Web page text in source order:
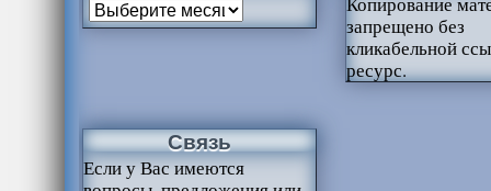
запрещено без
кликабельной
ресурс.
Связь
Если у Вас имеются